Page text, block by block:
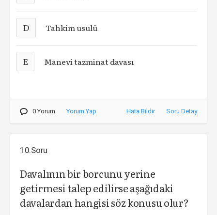
D Tahkim usulü
E Manevi tazminat davası
0 Yorum Yorum Yap Hata Bildir Soru Detay
10.Soru
Davalının bir borcunu yerine
getirmesi talep edilirse aşağıdaki
davalardan hangisi söz konusu olur?